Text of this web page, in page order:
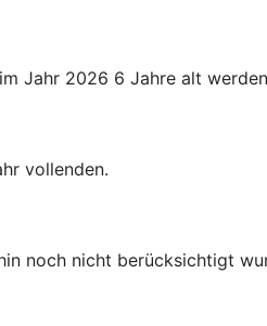
Jahr 2026 6 Jahre alt
vollenden.
noch nicht berücksichtigt